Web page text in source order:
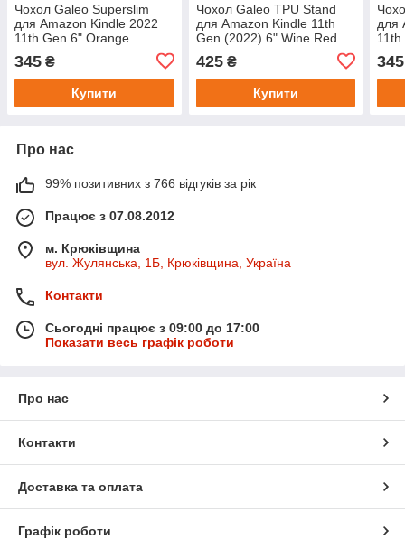
Чохол Galeo Superslim
для Amazon Kindle 2022
11th Gen 6" Orange
345 ₴
Купити
Чохол Galeo TPU Stand
для Amazon Kindle 11th
Gen (2022) 6" Wine Red
425₴
Купити
для
345
Про нас
99% позитивних з 766 відгуків за рік
Працює з 07.08.2012
м. Крюківщина
вул. Жулянська, 1Б, Крюківщина, Україна
Контакти
Сьогодні працює з 09:00 до 17:00
Показати весь графік роботи
Про нас
Контакти
Доставка та оплата
Графік роботи